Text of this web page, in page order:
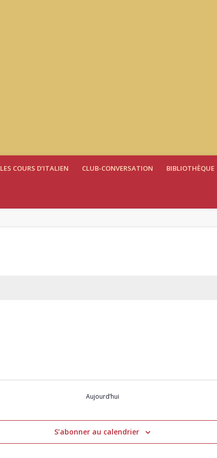
LES COURS D’ITALIEN CLUB-CONVERSATION BIBLIOTHÈQUE
Aujourd’hui
S’abonner au calendrier